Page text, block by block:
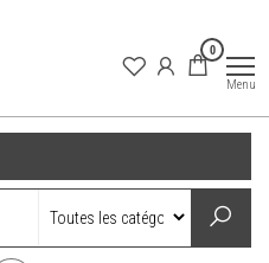
0
Menu